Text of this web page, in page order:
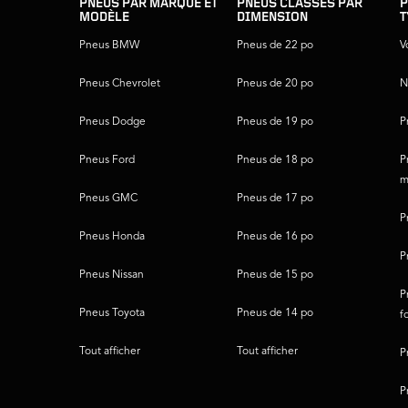
pied
de
PNEUS PAR MARQUE ET
MODÈLE
Pneus BMW
Pneus Chevrolet
Pneus Dodge
Pneus Ford
Pneus GMC
Pneus Honda
Pneus Nissan
Pneus Toyota
Tout afficher
PNEUS CLASSÉS PAR
DIMENSION
Pneus de 22 po
Pneus de 20 po
Pneus de 19 po
Pneus de 18 po
Pneus de 17 po
Pneus de 16 po
Pneus de 15 po
Pneus de 14 po
Tout afficher